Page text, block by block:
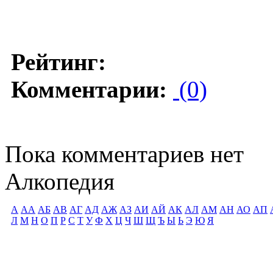
Рейтинг:
Комментарии: (0)
Пока комментариев нет
Алкопедия
А АА АБ АВ АГ АД АЖ АЗ АИ АЙ АК АЛ АМ АН АО АП
Л М Н О П Р С Т У Ф Х Ц Ч Ш Щ Ъ Ы Ь Э Ю Я